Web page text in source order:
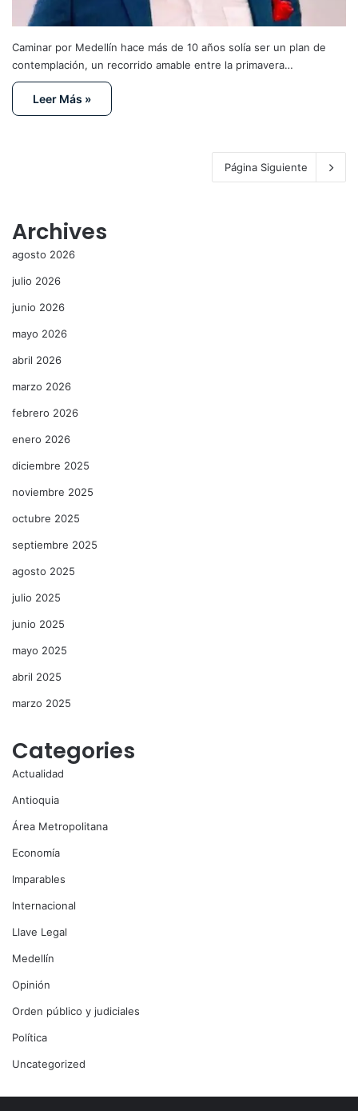
Caminar por Medellín hace más de 10 años solía ser un plan de
contemplación, un recorrido amable entre la primavera…
Leer Más »
Página Siguiente
Archives
agosto 2026
julio 2026
junio 2026
mayo 2026
abril 2026
marzo 2026
febrero 2026
enero 2026
diciembre 2025
noviembre 2025
octubre 2025
septiembre 2025
agosto 2025
julio 2025
junio 2025
mayo 2025
abril 2025
marzo 2025
Categories
Actualidad
Antioquia
Área Metropolitana
Economía
Imparables
Internacional
Llave Legal
Medellín
Opinión
Orden público y judiciales
Política
Uncategorized